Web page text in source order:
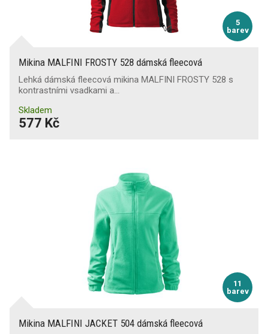
5
barev
Mikina MALFINI FROSTY 528 dámská fleecová
Lehká dámská fleecová mikina MALFINI FROSTY 528 s
kontrastními vsadkami a…
Skladem
577 Kč
11
barev
Mikina MALFINI JACKET 504 dámská fleecová